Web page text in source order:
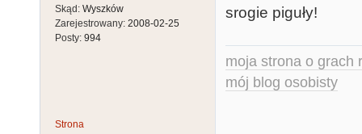
Skąd: Wyszków
Zarejestrowany: 2008-02-25
Posty: 994
srogie piguły!
moja strona o grach
mój blog osobisty
Strona